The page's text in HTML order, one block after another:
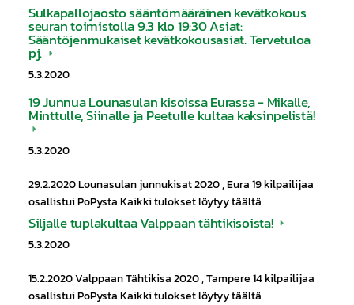
Sulkapallojaosto sääntömääräinen kevätkokous
seuran toimistolla 9.3 klo 19:30 Asiat:
Sääntöjenmukaiset kevätkokousasiat. Tervetuloa
pj.
5.3.2020
19 Junnua Lounasulan kisoissa Eurassa - Mikalle,
Minttulle, Siinalle ja Peetulle kultaa kaksinpelistä!
5.3.2020
29.2.2020 Lounasulan junnukisat 2020 , Eura 19 kilpailijaa
osallistui PoPysta Kaikki tulokset löytyy täältä
Siljalle tuplakultaa Valppaan tähtikisoista!
5.3.2020
15.2.2020 Valppaan Tähtikisa 2020 , Tampere 14 kilpailijaa
osallistui PoPysta Kaikki tulokset löytyy täältä